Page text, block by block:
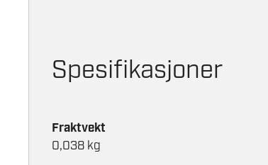
Spesifikasjoner
Fraktvekt
0,038 kg